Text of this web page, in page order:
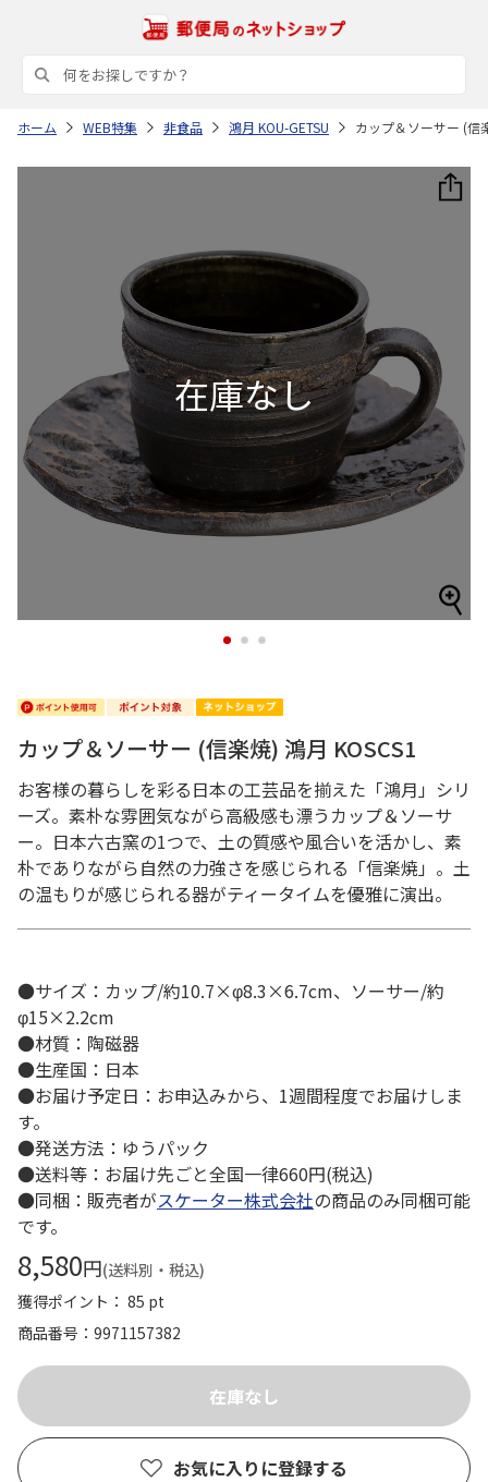
ホーム WEB特集 非食品 鴻月 KOU-GETSU カップ＆ソーサー (信
1 2 3
カップ＆ソーサー (信楽焼) 鴻月 KOSCS1
お客様の暮らしを彩る日本の工芸品を揃えた「鴻月」シリ
ーズ。素朴な雰囲気ながら高級感も漂うカップ＆ソーサ
ー。日本六古窯の1つで、土の質感や風合いを活かし、素
朴でありながら自然の力強さを感じられる「信楽焼」。土
の温もりが感じられる器がティータイムを優雅に演出。
●サイズ：カップ/約10.7×φ8.3×6.7cm、ソーサー/約
φ15×2.2cm
●材質：陶磁器
●生産国：日本
●お届け予定日：お申込みから、1週間程度でお届けしま
す。
●発送方法：ゆうパック
●送料等：お届け先ごと全国一律660円(税込)
●同梱：販売者がスケーター株式会社の商品のみ同梱可能
です。
8,580円(送料別・税込)
獲得ポイント： 85 pt
商品番号
9971157382
お気に入りに登録する